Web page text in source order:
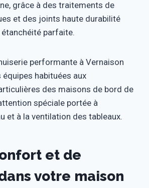
grâce à des traitements de
et des joints haute durabilité
parfaite.
performante à Vernaison
habituées aux
des maisons de bord de
spéciale portée à
et à la ventilation des tableaux.
et de
votre maison